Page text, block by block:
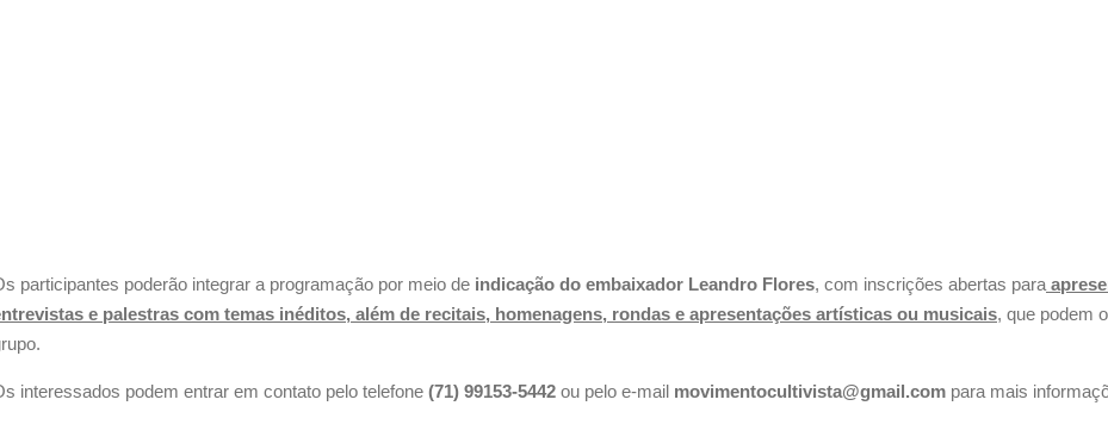
participantes poderão integrar a programação por meio de indicação do embaixador Leandro Flores, com inscrições abertas para
e palestras com temas inéditos, além de recitais, homenagens, rondas e apresentações artísticas ou musicais, que podem
interessados podem entrar em contato pelo telefone (71) 99153-5442 ou pelo e-mail movimentocultivista@gmail.com para mais